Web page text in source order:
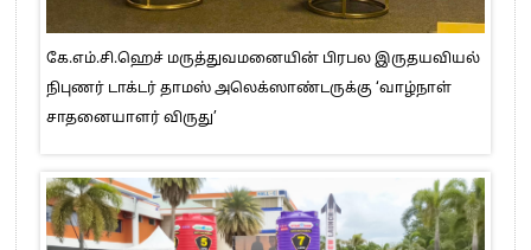
கே.எம்.சி.ஹெச் மருத்துவமனையின் பிரபல இருதயவியல்
நிபுணர் டாக்டர் தாமஸ் அலெக்ஸாண்டருக்கு ‘வாழ்நாள்
சாதனையாளர் விருது’